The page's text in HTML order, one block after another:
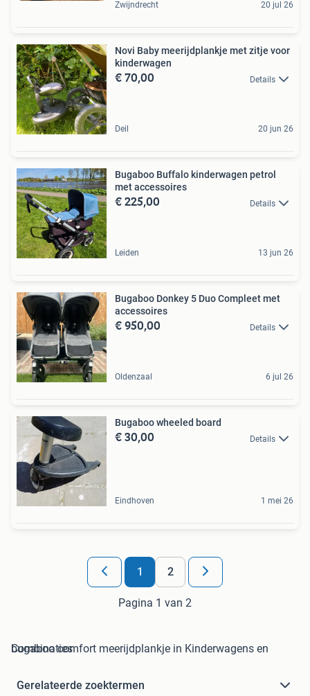
Zwijndrecht 20 jul 26
Novi Baby meerijdplankje met zitje voor
kinderwagen
€ 70,00 Details
Deil 20 jun 26
Bugaboo Buffalo kinderwagen petrol
met accessoires
€ 225,00 Details
Leiden 13 jun 26
Bugaboo Donkey 5 Duo Compleet met
accessoires
€ 950,00 Details
Oldenzaal 6 jul 26
Bugaboo wheeled board
€ 30,00 Details
Eindhoven 1 mei 26
1 2
Pagina 1 van 2
bugaboo comfort meerijdplankje in Kinderwagens en Combinaties
Gerelateerde zoektermen